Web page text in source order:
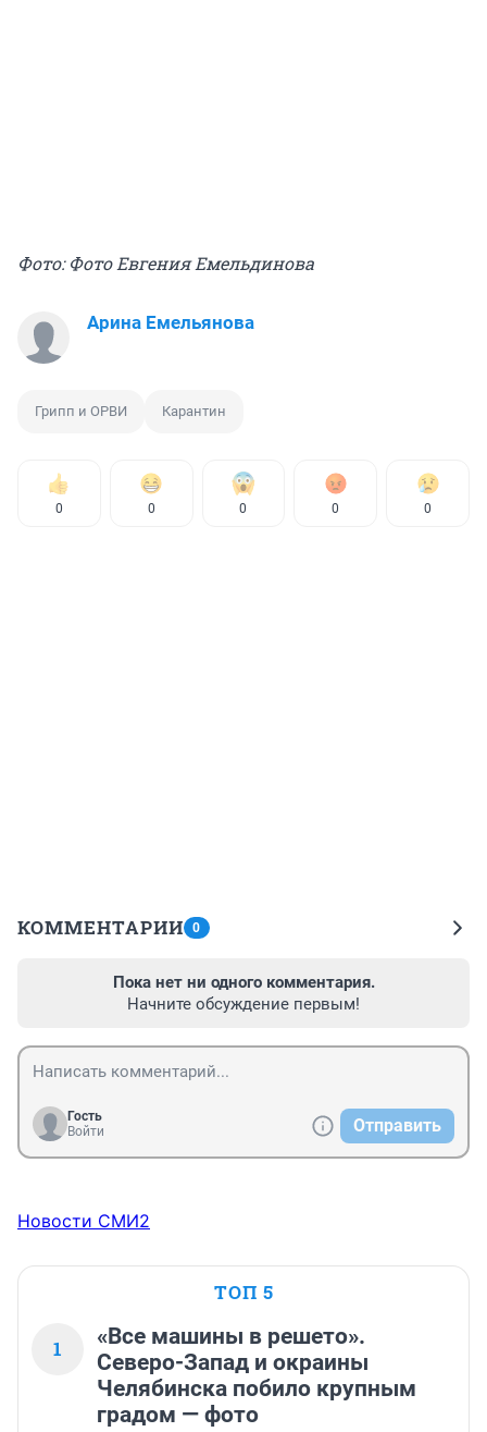
Фото: Фото Евгения Емельдинова
Арина Емельянова
Грипп и ОРВИ Карантин
0 0 0 0 0
КОММЕНТАРИИ 0
Пока нет ни одного комментария.
Начните обсуждение первым!
Гость
Войти
Отправить
Новости СМИ2
ТОП 5
1
«Все машины в решето».
Северо-Запад и окраины
Челябинска побило крупным
градом — фото